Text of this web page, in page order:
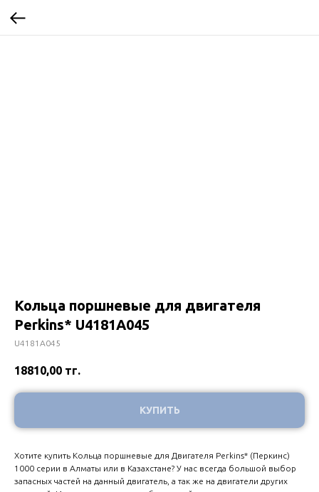
Кольца поршневые для двигателя
Perkins* U4181A045
U4181A045
18810,00 тг.
КУПИТЬ
Хотите купить Кольца поршневые для Двигателя Perkins* (Перкинс)
1000 серии в Алматы или в Казахстане? У нас всегда большой выбор
запасных частей на данный двигатель, а так же на двигатели других